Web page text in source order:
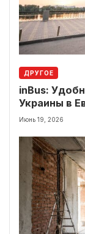
ДРУГОЕ
inBus:
Украины в
Июнь 19, 2026